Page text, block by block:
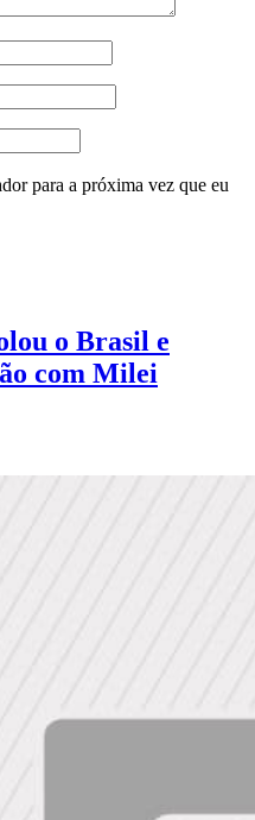
para a próxima vez que eu
o Brasil e
com Milei